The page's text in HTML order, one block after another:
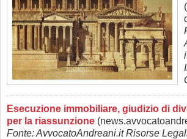
Esecuzione immobiliare, giudizio di
per la riassunzione
Fonte: AvvocatoAndreani.it Risorse